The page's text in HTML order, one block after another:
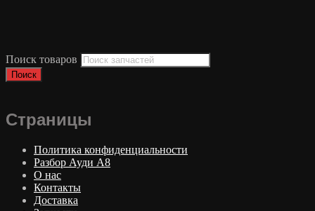
Поиск товаров
Поиск
Страницы
Политика конфиденциальности
Разбор Ауди А8
О нас
Контакты
Доставка